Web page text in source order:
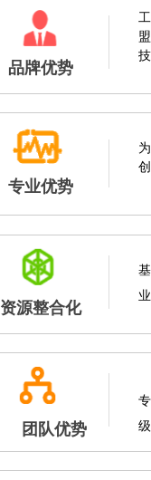
品牌优势
专业优势
资源整合化
团队优势